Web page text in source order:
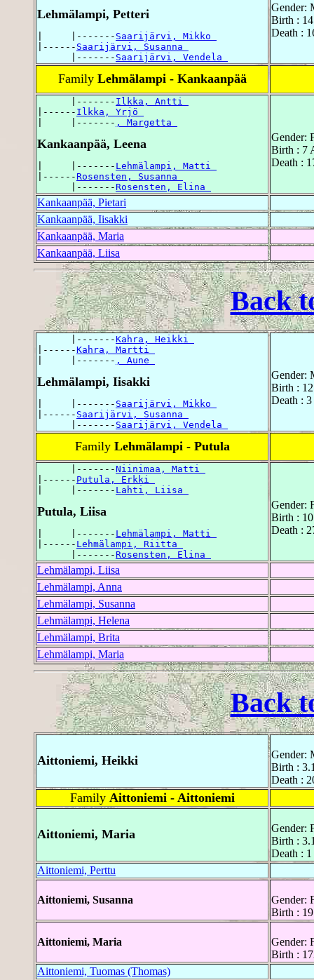
Lehmälampi, Petteri
|     |------- Saarijärvi, Mikko
|------ Saarijärvi, Susanna
      |-------
Saarijärvi, Vendela
Gender:
Birth :
Death :
Family Lehmälampi - Kankaanpää
      |-------
Ilkka, Antti
|------ Ilkka, Yrjö
|     |------- , Margetta
Kankaanpää, Leena
|     |------- Lehmälampi, Matti
|------Rosensten, Susanna
      |-------
Rosensten, Elina
Gender:
Birth : 7
Death :
Kankaanpää, Pietari
Kankaanpää, Iisakki
Kankaanpää, Maria
Kankaanpää, Liisa
Back
      |-------
Kahra, Heikki
|------Kahra, Martti
|     |------- , Aune
Lehmälampi, Iisakki
|     |------- Saarijärvi, Mikko
|------ Saarijärvi, Susanna
      |-------
Saarijärvi, Vendela
Gender:
Birth :
Death :
Family Lehmälampi - Putula
      |-------
Niinimaa, Matti
|------ Putula, Erkki
|     |------- Lahti, Liisa
Putula, Liisa
|     |------- Lehmälampi, Matti
|------ Lehmälampi, Riitta
      |-------
Rosensten, Elina
Gender:
Birth :
Death :
Lehmälampi, Liisa
Lehmälampi, Anna
Lehmälampi, Susanna
Lehmälampi, Helena
Lehmälampi, Brita
Lehmälampi, Maria
Back
Aittoniemi, Heikki
Gender:
Birth :
Death :
Family Aittoniemi - Aittoniemi
Aittoniemi, Maria
Gender:
Birth :
Death :
Aittoniemi, Perttu
Aittoniemi, Susanna
Gender:
Birth :
Aittoniemi, Maria
Gender:
Birth :
Aittoniemi, Tuomas (Thomas)